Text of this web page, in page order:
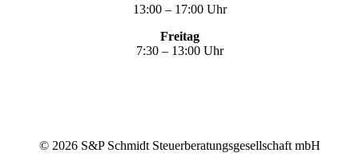
13:00 – 17:00 Uhr
Freitag
7:30 – 13:00 Uhr
© 2026S&P Schmidt Steuerberatungsgesellschaft mbH